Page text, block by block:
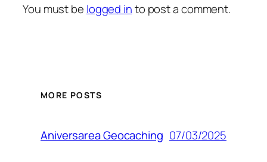
You must be logged into post a comment.
MORE POSTS
Aniversarea Geocaching 07/03/2025